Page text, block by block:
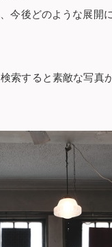
今後どのような展開
検索すると素敵な写真